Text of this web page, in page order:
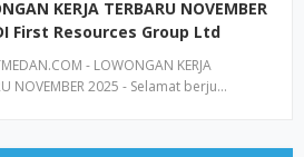
KERJA TERBARU NOVEMBER
First Resources Group Ltd
- LOWONGAN KERJA
NOVEMBER 2025 - Selamat berju…